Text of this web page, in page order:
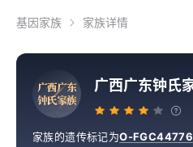
基因家族 家族详情
广西广东
钟氏家族
广西广东钟氏
家族的遗传标记为O-FGC44776